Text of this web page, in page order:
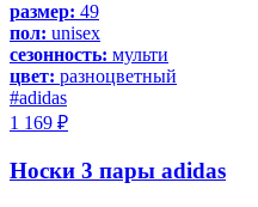
размер: 49
пол: unisex
сезонность: мульти
цвет: разноцветный
#adidas
1 169 ₽
Носки 3 пары adidas